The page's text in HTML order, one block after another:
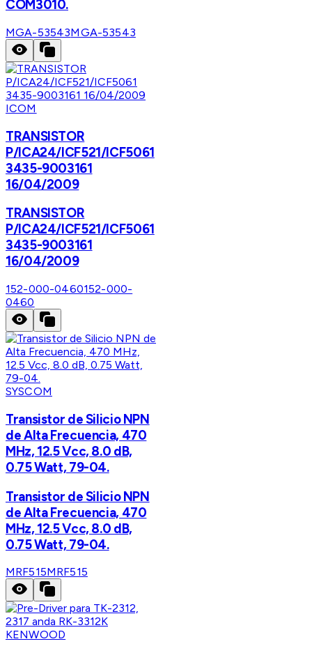
COM3010.
MGA-53543MGA-53543
ICOM
TRANSISTOR
P/ICA24/ICF521/ICF5061
3435-9003161
16/04/2009
TRANSISTOR
P/ICA24/ICF521/ICF5061
3435-9003161
16/04/2009
152-000-0460152-000-
0460
SYSCOM
Transistor de Silicio NPN
de Alta Frecuencia, 470
MHz, 12.5 Vcc, 8.0 dB,
0.75 Watt, 79-04.
Transistor de Silicio NPN
de Alta Frecuencia, 470
MHz, 12.5 Vcc, 8.0 dB,
0.75 Watt, 79-04.
MRF515MRF515
KENWOOD